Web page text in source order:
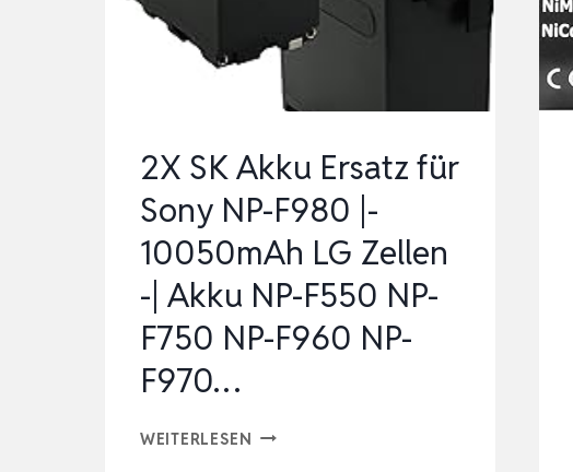
MH
MONO
MIT
GERINGER
SELBSTEN…
2X SK Akku Ersatz für
Sony NP-F980 |-
10050mAh LG Zellen
-| Akku NP-F550 NP-
F750 NP-F960 NP-
F970…
WEITERLESEN 2X